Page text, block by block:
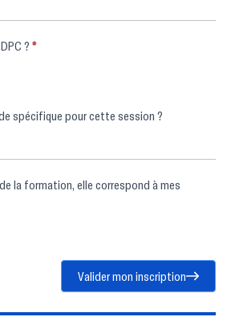
Avez-vous un compte DPC ? *
Avez-vous une demande spécifique pour cette session ?
Valider mon inscription